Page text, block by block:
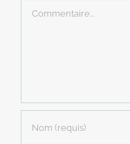
Commentaire